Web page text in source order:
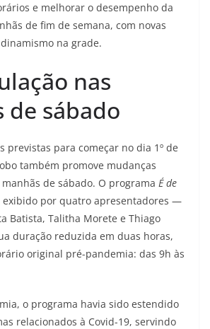
e melhorar o desempenho da
de fim de semana, com novas
na grade.
nas
de sábado
previstas para começar no dia 1º de
também promove mudanças
de sábado. O programa É de
exibido por quatro apresentadores —
Batista, Talitha Morete e Thiago
duração reduzida em duas horas,
original pré-pandemia: das 9h às
o programa havia sido estendido
relacionados à Covid-19, servindo